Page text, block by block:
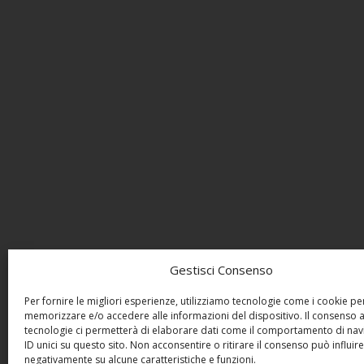
Gestisci Consenso
Per fornire le migliori esperienze, utilizziamo tecnologie come i cookie
memorizzare e/o accedere alle informazioni del dispositivo. Il consenso
tecnologie ci permetterà di elaborare dati come il comportamento di
ID unici su questo sito. Non acconsentire o ritirare il consenso può influire
negativamente su alcune caratteristiche e funzioni.